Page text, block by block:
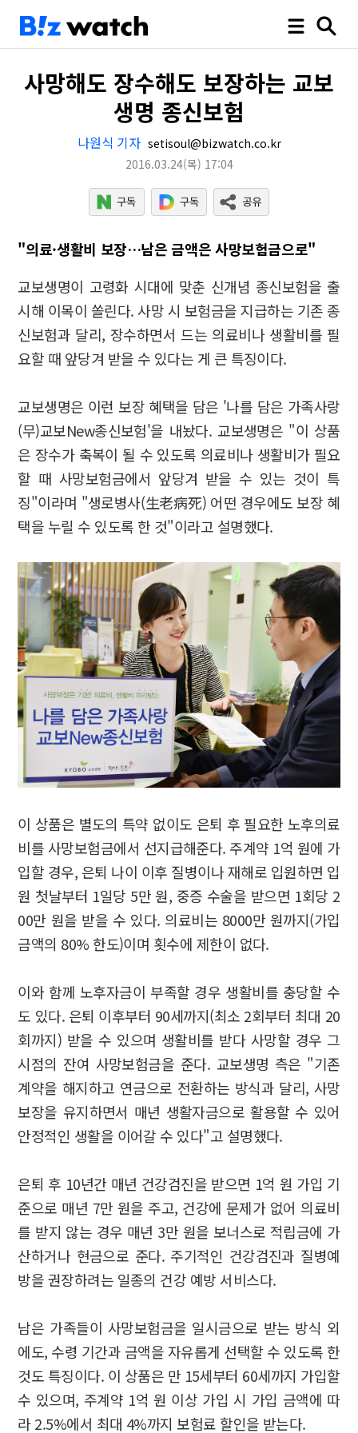
사망해도 장수해도 보장하는 교보
생명 종신보험
나원식 기자 setisoul@bizwatch.co.kr
2016.03.24(목) 17:04
"의료·생활비 보장…남은 금액은 사망보험금으로"
교보생명이 고령화 시대에 맞춘 신개념 종신보험을 출
시해 이목이 쏠린다. 사망 시 보험금을 지급하는 기존 종
신보험과 달리, 장수하면서 드는 의료비나 생활비를 필
요할 때 앞당겨 받을 수 있다는 게 큰 특징이다.
교보생명은 이런 보장 혜택을 담은 '나를 담은 가족사랑
(무)교보New종신보험'을 내놨다. 교보생명은 "이 상품
은 장수가 축복이 될 수 있도록 의료비나 생활비가 필요
할 때 사망보험금에서 앞당겨 받을 수 있는 것이 특
징"이라며 "생로병사(生老病死) 어떤 경우에도 보장 혜
택을 누릴 수 있도록 한 것"이라고 설명했다.
이 상품은 별도의 특약 없이도 은퇴 후 필요한 노후의료
비를 사망보험금에서 선지급해준다. 주계약 1억 원에 가
입할 경우, 은퇴 나이 이후 질병이나 재해로 입원하면 입
원 첫날부터 1일당 5만 원, 중증 수술을 받으면 1회당 2
00만 원을 받을 수 있다. 의료비는 8000만 원까지(가입
금액의 80% 한도)이며 횟수에 제한이 없다.
이와 함께 노후자금이 부족할 경우 생활비를 충당할 수
도 있다. 은퇴 이후부터 90세까지(최소 2회부터 최대 20
회까지) 받을 수 있으며 생활비를 받다 사망할 경우 그
시점의 잔여 사망보험금을 준다. 교보생명 측은 "기존
계약을 해지하고 연금으로 전환하는 방식과 달리, 사망
보장을 유지하면서 매년 생활자금으로 활용할 수 있어
안정적인 생활을 이어갈 수 있다"고 설명했다.
은퇴 후 10년간 매년 건강검진을 받으면 1억 원 가입 기
준으로 매년 7만 원을 주고, 건강에 문제가 없어 의료비
를 받지 않는 경우 매년 3만 원을 보너스로 적립금에 가
산하거나 현금으로 준다. 주기적인 건강검진과 질병예
방을 권장하려는 일종의 건강 예방 서비스다.
남은 가족들이 사망보험금을 일시금으로 받는 방식 외
에도, 수령 기간과 금액을 자유롭게 선택할 수 있도록 한
것도 특징이다. 이 상품은 만 15세부터 60세까지 가입할
수 있으며, 주계약 1억 원 이상 가입 시 가입 금액에 따
라 2.5%에서 최대 4%까지 보험료 할인을 받는다.